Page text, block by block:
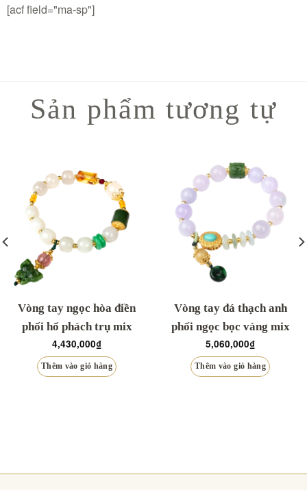
[acf field="ma-sp"]
Sản phẩm tương tự
Vòng tay ngọc hòa điền
phối hổ phách trụ mix
bạc
4,430,000₫
Thêm vào giỏ hàng
Vòng tay đá thạch anh
phối ngọc bọc vàng mix
bạc
5,060,000₫
Thêm vào giỏ hàng